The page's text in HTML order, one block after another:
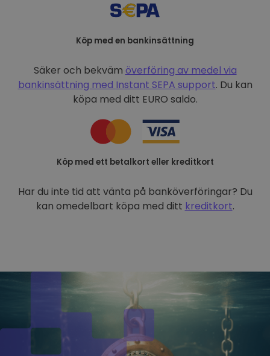
Köp med en bankinsättning
Säker och bekväm överföring av medel via
bankinsättning med Instant SEPA support. Du kan
köpa med ditt EURO saldo.
Köp med ett betalkort eller kreditkort
Har du inte tid att vänta på banköverföringar? Du
kan omedelbart köpa med ditt kreditkort.